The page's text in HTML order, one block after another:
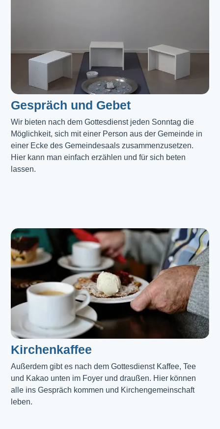
Gespräch und Gebet
Wir bieten nach dem Gottesdienst jeden Sonntag die
Möglichkeit, sich mit einer Person aus der Gemeinde in
einer Ecke des Gemeindesaals zusammenzusetzen.
Hier kann man einfach erzählen und für sich beten
lassen.
Kirchenkaffee
Außerdem gibt es nach dem Gottesdienst Kaffee, Tee
und Kakao unten im Foyer und draußen. Hier können
alle ins Gespräch kommen und Kirchengemeinschaft
leben.